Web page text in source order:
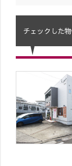
チェックした